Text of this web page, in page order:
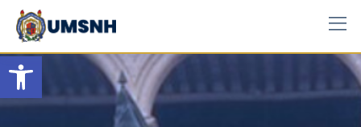
Open toolbar
Skip
content